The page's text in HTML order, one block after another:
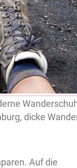
dicke
Auf die